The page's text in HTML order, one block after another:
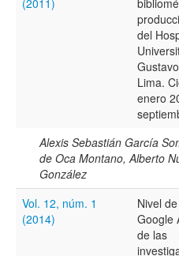
del
Lima.
enero
Alexis Sebastián García
de Oca Montano, Alberto
González
Vol. 12, núm. 1
(2014)
Nivel
Google
de las